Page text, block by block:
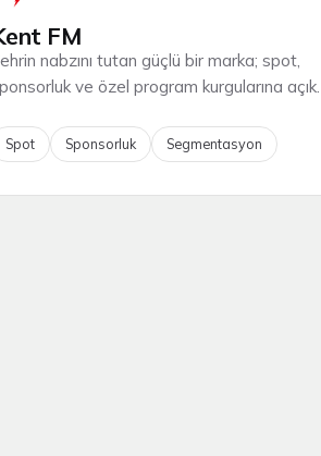
FM
nabzını tutan güçlü bir marka; spot,
ve özel program kurgularına açık.
Spot Sponsorluk Segmentasyon